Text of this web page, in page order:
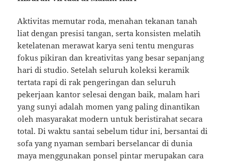
Aktivitas memutar roda, menahan tekanan tanah
liat dengan presisi tangan, serta konsisten melatih
ketelatenan merawat karya seni tentu menguras
fokus pikiran dan kreativitas yang besar sepanjang
hari di studio. Setelah seluruh koleksi keramik
tertata rapi di rak pengeringan dan seluruh
pekerjaan kantor selesai dengan baik, malam hari
yang sunyi adalah momen yang paling dinantikan
oleh masyarakat modern untuk beristirahat secara
total. Di waktu santai sebelum tidur ini, bersantai di
sofa yang nyaman sembari berselancar di dunia
maya menggunakan ponsel pintar merupakan cara